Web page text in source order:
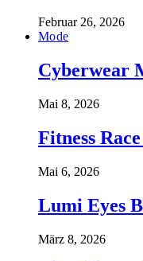
Februar 26, 2026
Mode
Cyberwear
Mai 8, 2026
Fitness
Mai 6, 2026
Lumi Eyes
März 8, 2026